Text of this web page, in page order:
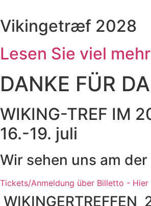
Inhalt
wechseln
Vikingetræf 2028
Lesen Sie viel
DANKE FÜR
WIKING-TREF IM
16.-19. juli
Wir sehen uns am
Tickets/Anmeldung über Billetto - Hier
WIKINGERTREFFEN